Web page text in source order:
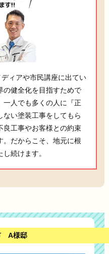
ィアや市民講座に出てい
の健全化を目指すためで
一人でも多くの人に『正
ない塗装工事をしてもら
良工事やお客様との約束
。だからこそ、地元に根
続けます。
A様邸